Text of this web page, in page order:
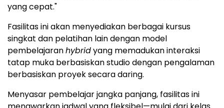
yang cepat."
Fasilitas ini akan menyediakan berbagai kursus
singkat dan pelatihan lain dengan model
pembelajaranhybridyang memadukan interaksi
tatap muka berbasiskan studio dengan pengalaman
berbasiskan proyek secara daring.
Menyasar pembelajar jangka panjang, fasilitas ini